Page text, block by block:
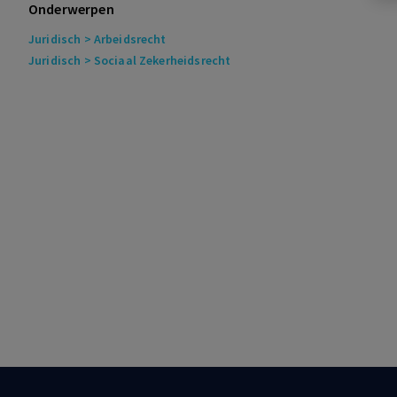
Onderwerpen
Juridisch > Arbeidsrecht
Juridisch > Sociaal Zekerheidsrecht